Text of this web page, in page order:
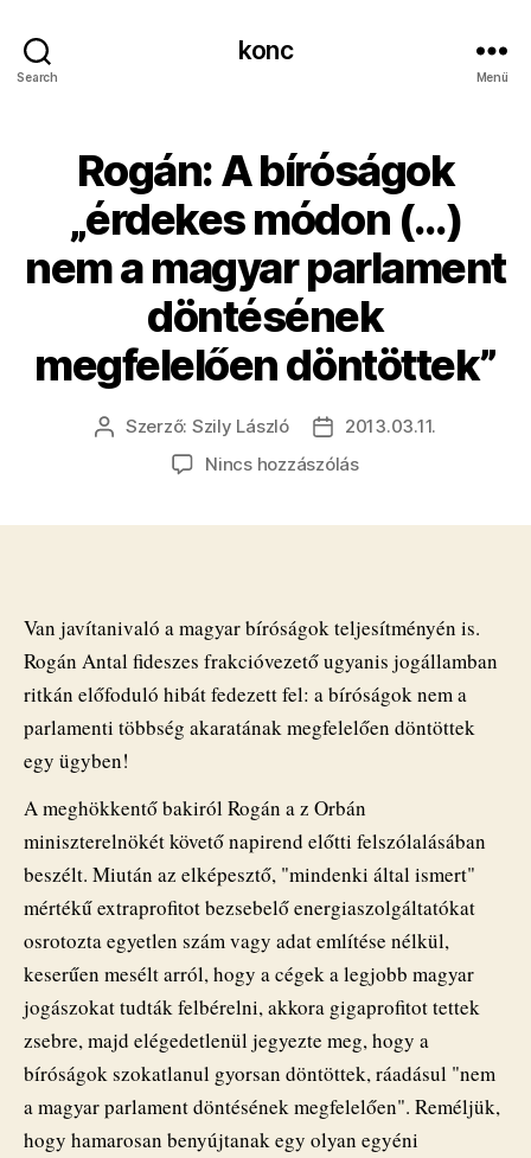
Search
konc
Menü
Rogán: A bíróságok
„érdekes módon (…)
nem a magyar parlament
döntésének
megfelelően döntöttek”
Bejegyzés
szerzője
Szerző: Szily László
Bejegyzés
dátuma
2013.03.11.
Nincs hozzászólása(z)
(…)
nem
a
magyar
parlament
döntöttek”
Van javítanivaló a magyar bíróságok teljesítményén is.
Rogán Antal fideszes frakcióvezető ugyanis jogállamban
ritkán előfoduló hibát fedezett fel: a bíróságok nem a
parlamenti többség akaratának megfelelően döntöttek
egy ügyben!
A meghökkentő bakiról Rogán a z Orbán
miniszterelnökét követő napirend előtti felszólalásában
beszélt. Miután az elképesztő, "mindenki által ismert"
mértékű extraprofitot bezsebelő energiaszolgáltatókat
osrotozta egyetlen szám vagy adat említése nélkül,
keserűen mesélt arról, hogy a cégek a legjobb magyar
jogászokat tudták felbérelni, akkora gigaprofitot tettek
zsebre, majd elégedetlenül jegyezte meg, hogy a
bíróságok szokatlanul gyorsan döntöttek, ráadásul "nem
a magyar parlament döntésének megfelelően". Reméljük,
hogy hamarosan benyújtanak egy olyan egyéni